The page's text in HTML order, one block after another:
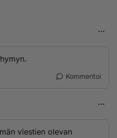
Kommentoi
viestien olevan